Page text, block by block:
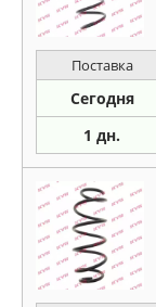
Поставка
Сегодня
1 дн.